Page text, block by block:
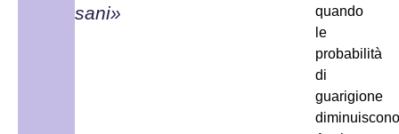
sani»
quando
le
probabilità
di
guarigione